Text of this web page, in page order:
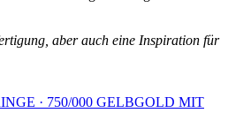
aber auch eine Inspiration für
· 750/000 GELBGOLD MIT